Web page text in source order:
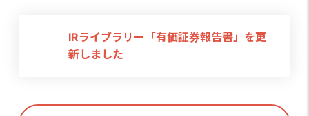
IRライブラリー「有価証券報告書」を更
新しました